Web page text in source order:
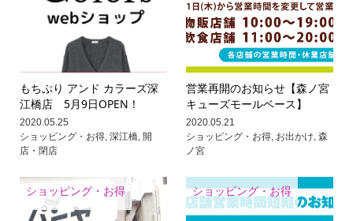
もちぷり アンド カラーズ深
江橋店 5月9日OPEN！
2020.05.25
ショッピング・お得, 深江橋, 開
店・閉店
営業再開のお知らせ【森ノ宮
キューズモールベース】
2020.05.21
ショッピング・お得 お出かけ ,森
ノ宮
ショッピング・お得 ショッピング・お得